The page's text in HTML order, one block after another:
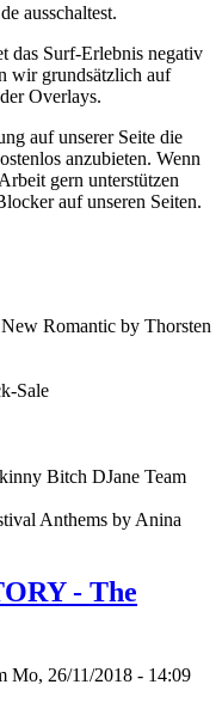
ausschaltest.
das Surf-Erlebnis negativ
wir grundsätzlich auf
Overlays.
auf unserer Seite die
anzubieten. Wenn
gern unterstützen
auf unseren Seiten.
Romantic by Thorsten
Sale
Bitch DJane Team
Anthems by Anina
- The
Mo, 26/11/2018 - 14:09